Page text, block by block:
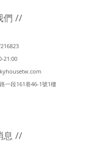
們 //
21:00
一段161巷46-1號1樓
息 //